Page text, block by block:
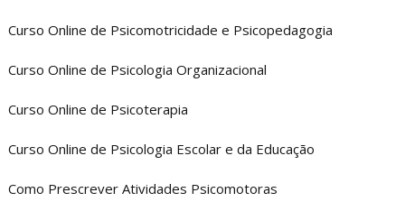
Curso Online de Psicomotricidade e Psicopedagogia
Curso Online de Psicologia Organizacional
Curso Online de Psicoterapia
Curso Online de Psicologia Escolar e da Educação
Como Prescrever Atividades Psicomotoras